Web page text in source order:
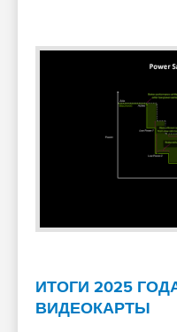
ИТОГИ 2025
ВИДЕОКАРТЫ